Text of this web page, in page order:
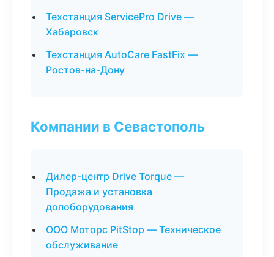
Техстанция ServicePro Drive —
Хабаровск
Техстанция AutoCare FastFix —
Ростов-на-Дону
Компании в Севастополь
Дилер-центр Drive Torque —
Продажа и установка
допоборудования
ООО Моторс PitStop — Техническое
обслуживание